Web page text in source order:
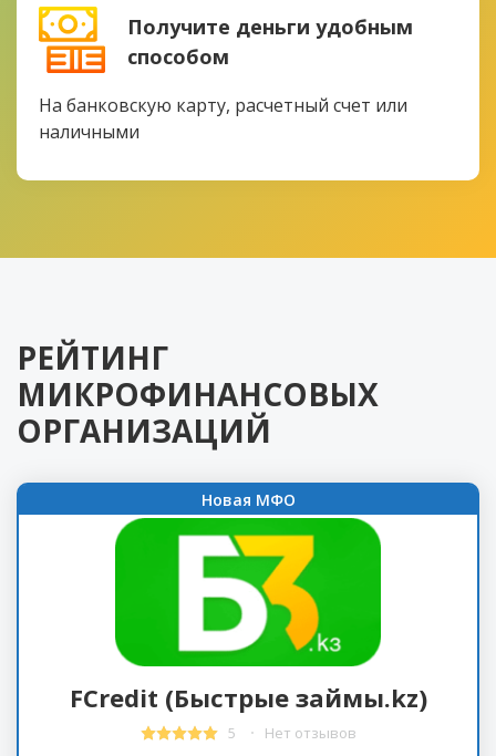
Получите деньги удобным
способом
На банковскую карту, расчетный счет или
наличными
РЕЙТИНГ
МИКРОФИНАНСОВЫХ
ОРГАНИЗАЦИЙ
Новая МФО
FCredit (Быстрые займы.kz)
5 Нет отзывов